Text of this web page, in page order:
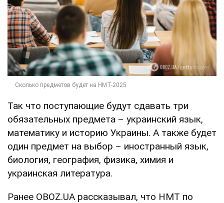
Так что поступающие будут сдавать три
обязательных предмета – украинский язык,
математику и историю Украины. А также будет
один предмет на выбор – иностранный язык,
биология, география, физика, химия и
украинская литература.
Ранее OBOZ.UA рассказывал, что НМТ по